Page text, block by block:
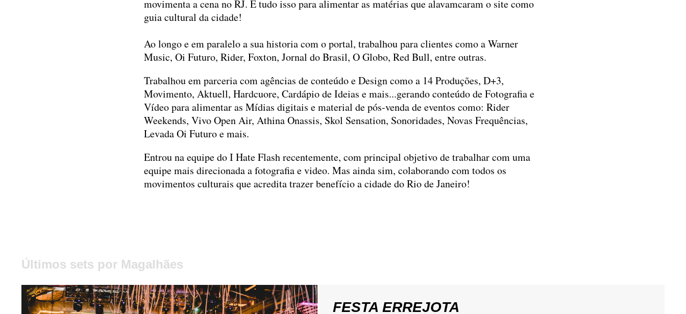
movimenta a cena no RJ. E tudo isso para alimentar as matérias que alavamcaram o site como
guia cultural da cidade!
Ao longo e em paralelo a sua historia com o portal, trabalhou para clientes como a Warner
Music, Oi Futuro, Rider, Foxton, Jornal do Brasil, O Globo, Red Bull, entre outras.
Trabalhou em parceria com agências de conteúdo e Design como a 14 Produções, D+3,
Movimento, Aktuell, Hardcuore, Cardápio de Ideias e mais...gerando conteúdo de Fotografia e
Vídeo para alimentar as Mídias digitais e material de pós-venda de eventos como: Rider
Weekends, Vivo Open Air, Athina Onassis, Skol Sensation, Sonoridades, Novas Frequências,
Levada Oi Futuro e mais.
Entrou na equipe do I Hate Flash recentemente, com principal objetivo de trabalhar com uma
equipe mais direcionada a fotografia e video. Mas ainda sim, colaborando com todos os
movimentos culturais que acredita trazer benefício a cidade do Rio de Janeiro!
Últimos sets por Magalhães
FESTA ERREJOTA